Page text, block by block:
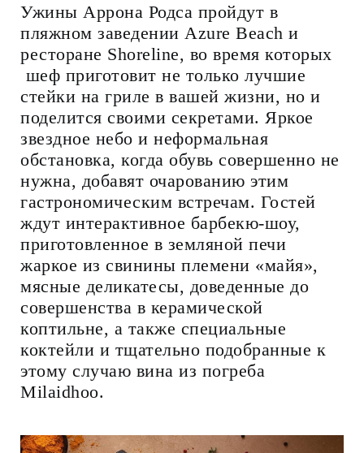
Ужины Аррона Родса пройдут в
пляжном заведении Azure Beach и
ресторане Shoreline, во время которых
шеф приготовит не только лучшие
стейки на гриле в вашей жизни, но и
поделится своими секретами. Яркое
звездное небо и неформальная
обстановка, когда обувь совершенно не
нужна, добавят очарованию этим
гастрономическим встречам. Гостей
ждут интерактивное барбекю-шоу,
приготовленное в земляной печи
жаркое из свинины племени «майя»,
мясные деликатесы, доведенные до
совершенства в керамической
коптильне, а также специальные
коктейли и тщательно подобранные к
этому случаю вина из погреба
Milaidhoo.